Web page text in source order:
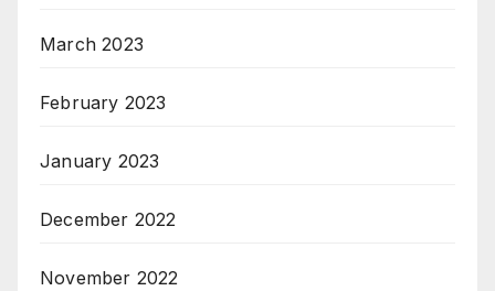
March 2023
February 2023
January 2023
December 2022
November 2022